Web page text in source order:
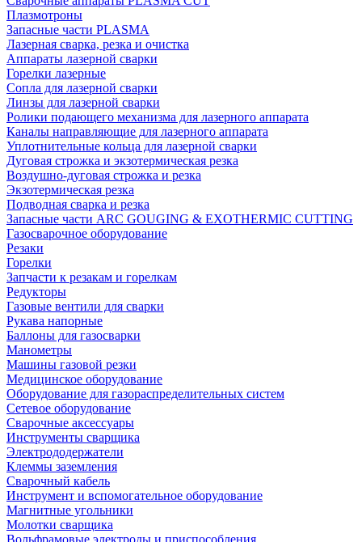
Плазмотроны
Запасные части PLASMA
Лазерная сварка, резка и очистка
Аппараты лазерной сварки
Горелки лазерные
Сопла для лазерной сварки
Линзы для лазерной сварки
Ролики подающего механизма для лазерного аппарата
Каналы направляющие для лазерного аппарата
Уплотнительные кольца для лазерной сварки
Дуговая строжка и экзотермическая резка
Воздушно-дуговая строжка и резка
Экзотермическая резка
Подводная сварка и резка
Запасные части ARC GOUGING & EXOTHERMIC CUTTING
Газосварочное оборудование
Резаки
Горелки
Запчасти к резакам и горелкам
Редукторы
Газовые вентили для сварки
Рукава напорные
Баллоны для газосварки
Манометры
Машины газовой резки
Медицинское оборудование
Оборудование для газораспределительных систем
Сетевое оборудование
Сварочные аксессуары
Инструменты сварщика
Электрододержатели
Клеммы заземления
Сварочный кабель
Инструмент и вспомогательное оборудование
Магнитные угольники
Молотки сварщика
Вольфрамовые электроды и приспособления